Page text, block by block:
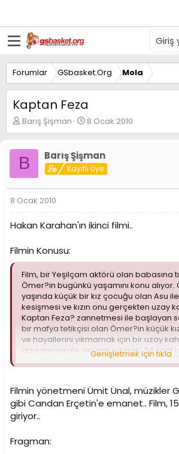
Giriş
Forumlar GSbasket.Org Mola
Kaptan Feza
K
o
u
y
B
a
ş
a
a
n
Barış Şişman
B
a
l
a
n
g
a
h
i
8 Ocak 2010
B Barış Şişman
Kayıtlı Üye
8 Ocak 2010
Hakan Karahan'ın ikinci filmi..
Filmin Konusu:
Film, bir Yeşilçam aktörü olan babasına
Ömer?in bugünkü yaşamını konu alıyor.
yaşında küçük bir kız çocuğu olan Asu ile
kesişmesi ve kızın onu gerçekten uzay
Kaptan Feza? zannetmesi ile başlayan
bir mafya tetikçisi olan Ömer?in küçük
ve hayallerini yıkmamak için bir uzay
davranması ile devam ederek, 24 saat
gerçekleşen dramatik bir hikâyeyi
Genişletmek için tıkla ...
Filmin yönetmeni Ümit Ünal, müzikler
gibi Candan Erçetin'e emanet.. Film,
giriyor..
Fragman: